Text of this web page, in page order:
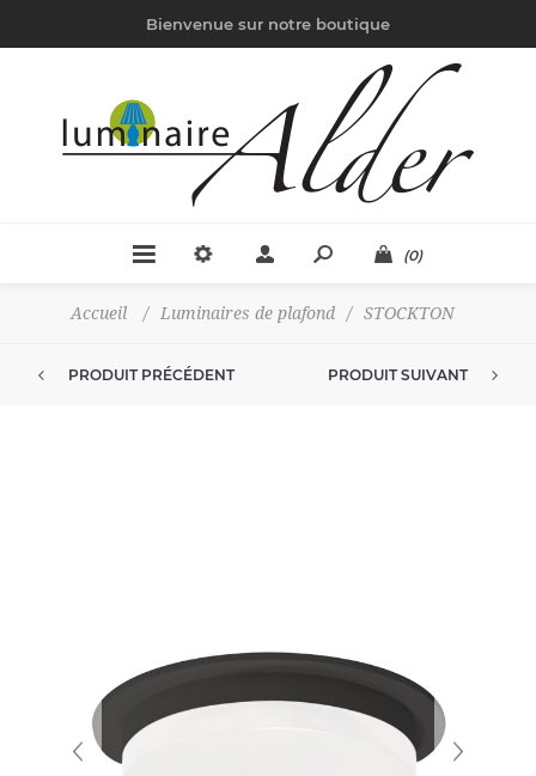
Bienvenue sur notre boutique
(0)
Accueil / Luminaires de plafond / STOCKTON
PRODUIT PRÉCÉDENT PRODUIT SUIVANT